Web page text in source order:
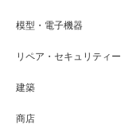
模型・電子機器
リペア・セキュリティー
建築
商店